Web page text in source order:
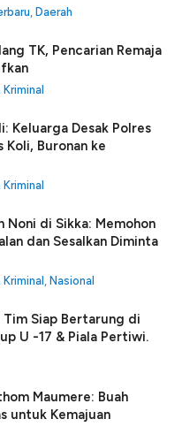
, Daerah
TK, Pencarian Remaja
Kriminal
Keluarga Desak Polres
Koli, Buronan ke
Kriminal
Noni di Sikka: Memohon
dan Sesalkan Diminta
Kriminal , Nasional
Siap Bertarung di
U -17 & Piala Pertiwi.
Maumere: Buah
untuk Kemajuan